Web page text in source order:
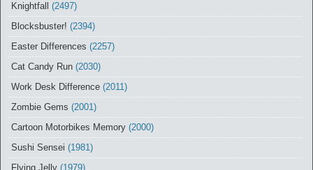
Knightfall (2497)
Blocksbuster! (2394)
Easter Differences (2257)
Cat Candy Run (2030)
Work Desk Difference (2011)
Zombie Gems (2001)
Cartoon Motorbikes Memory (2000)
Sushi Sensei (1981)
Flying Jelly (1979)